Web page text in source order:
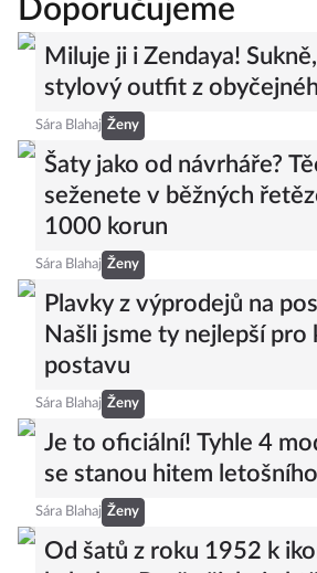
Doporučujeme
Miluje ji i Zendaya!
stylový outfit z
Sára Blahaj Ženy
Šaty jako od návrháře?
seženete v běžných
1000 korun
Sára Blahaj Ženy
Plavky z výprodejů na
Našli jsme ty nejlepší pro
postavu
Sára Blahaj Ženy
Je to oficiální! Tyhle 4
se stanou hitem
Sára Blahaj Ženy
Od šatů z roku 1952 k